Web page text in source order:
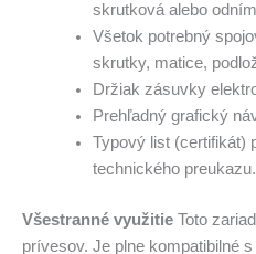
skrutková alebo
Všetok potrebný
skrutky, matice,
Držiak zásuvky
Prehľadný grafický
Typový list (certifikát)
technického preukazu.
Všestranné využitie Toto
prívesov. Je plne kompatibilné